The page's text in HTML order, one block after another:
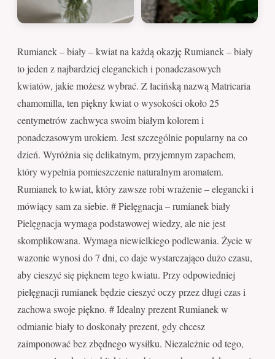
Rumianek – biały – kwiat na każdą okazję Rumianek – biały
to jeden z najbardziej eleganckich i ponadczasowych
kwiatów, jakie możesz wybrać. Z łacińską nazwą Matricaria
chamomilla, ten piękny kwiat o wysokości około 25
centymetrów zachwyca swoim białym kolorem i
ponadczasowym urokiem. Jest szczególnie popularny na co
dzień. Wyróżnia się delikatnym, przyjemnym zapachem,
który wypełnia pomieszczenie naturalnym aromatem.
Rumianek to kwiat, który zawsze robi wrażenie – elegancki i
mówiący sam za siebie. # Pielęgnacja – rumianek biały
Pielęgnacja wymaga podstawowej wiedzy, ale nie jest
skomplikowana. Wymaga niewielkiego podlewania. Życie w
wazonie wynosi do 7 dni, co daje wystarczająco dużo czasu,
aby cieszyć się pięknem tego kwiatu. Przy odpowiedniej
pielęgnacji rumianek będzie cieszyć oczy przez długi czas i
zachowa swoje piękno. # Idealny prezent Rumianek w
odmianie biały to doskonały prezent, gdy chcesz
zaimponować bez zbędnego wysiłku. Niezależnie od tego,